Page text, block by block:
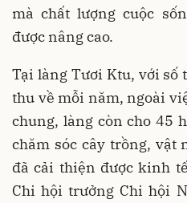
mà chất lượng cuộc
được nâng cao.
Tại làng Tươi Ktu, với
thu về mỗi năm, ngoài
chung, làng còn cho 45
chăm sóc cây trồng, vật
đã cải thiện được kinh
Chi hội trưởng Chi hội